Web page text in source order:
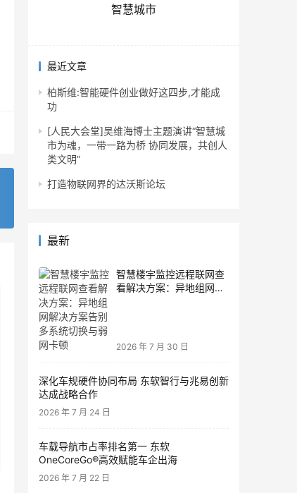
智慧城市
最近文章
柏斯维:智能硬件创业做好这四步,才能成
功
[人民大会堂]吴维海博士主题演讲“智慧城
市为魂，一带一路为桥 协同发展，共创人
类文明”
打造物联网界的达沃斯论坛
最新
智慧楼宇监控远程联网查
看解决方案：异地组网解
2026 年 7 月 30 日
深化车规硬件协同布局 东软智行与兆易创新
达成战略合作
2026 年 7 月 24 日
车载导航市占率排名第一 东软
OneCoreGo®高效赋能车企出海
2026 年 7 月 22 日